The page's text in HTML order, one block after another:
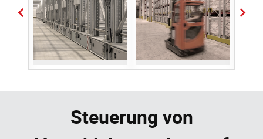
Steuerung von